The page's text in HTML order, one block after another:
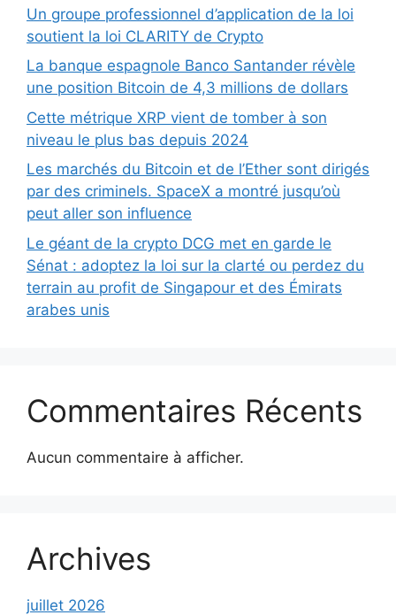
Un groupe professionnel d’application de la loi
soutient la loi CLARITY de Crypto
La banque espagnole Banco Santander révèle
une position Bitcoin de 4,3 millions de dollars
Cette métrique XRP vient de tomber à son
niveau le plus bas depuis 2024
Les marchés du Bitcoin et de l’Ether sont dirigés
par des criminels. SpaceX a montré jusqu’où
peut aller son influence
Le géant de la crypto DCG met en garde le
Sénat : adoptez la loi sur la clarté ou perdez du
terrain au profit de Singapour et des Émirats
arabes unis
Commentaires Récents
Aucun commentaire à afficher.
Archives
juillet 2026